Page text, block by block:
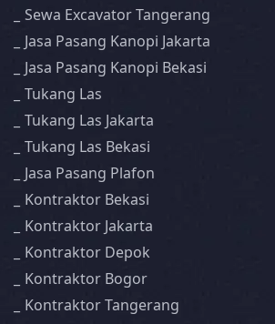
Sewa Excavator Tangerang
Jasa Pasang Kanopi Jakarta
Jasa Pasang Kanopi Bekasi
Tukang Las
Tukang Las Jakarta
Tukang Las Bekasi
Jasa Pasang Plafon
Kontraktor Bekasi
Kontraktor Jakarta
Kontraktor Depok
Kontraktor Bogor
Kontraktor Tangerang